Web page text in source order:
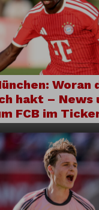
Woran
hakt – News
FCB im